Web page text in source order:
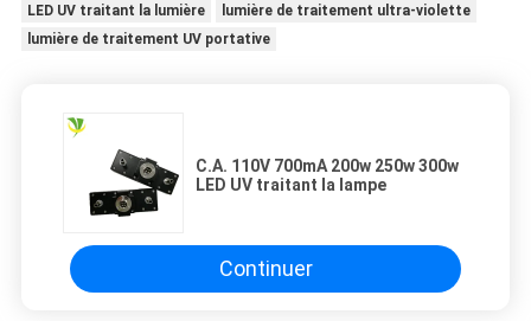
LED UV traitant la lumière
lumière de traitement ultra-violette
lumière de traitement UV portative
C.A. 110V 700mA 200w 250w 300w
LED UV traitant la lampe
Continuer